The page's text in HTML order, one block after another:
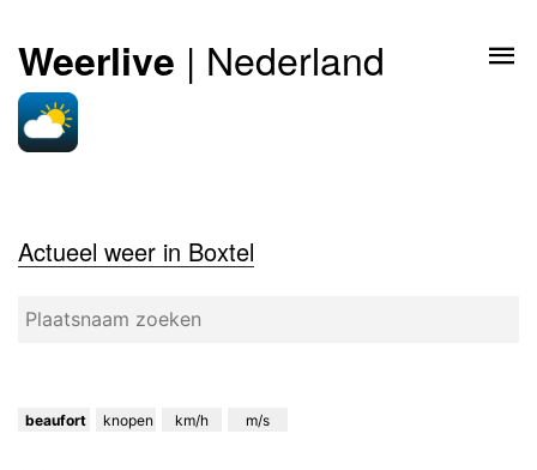
Weerlive | Nederland
Actueel weer in Boxtel
beaufort knopen km/h m/s